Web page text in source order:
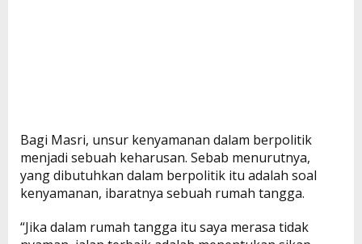
Bagi Masri, unsur kenyamanan dalam berpolitik
menjadi sebuah keharusan. Sebab menurutnya,
yang dibutuhkan dalam berpolitik itu adalah soal
kenyamanan, ibaratnya sebuah rumah tangga.
“Jika dalam rumah tangga itu saya merasa tidak